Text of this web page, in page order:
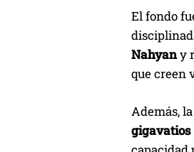
El fondo
Nahyany
que creen
Además,
gigavatios